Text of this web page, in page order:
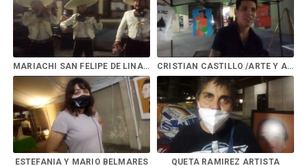
MARIACHI SAN FELIPE DE LINARES (El Mariachi Loco) CRISTIAN CASTILLO /ARTE Y ADRIAN ALDANA ARTISTA PLASTICO
ESTEFANIA Y MARIO BELMARES QUETA RAMIREZ ARTISTA